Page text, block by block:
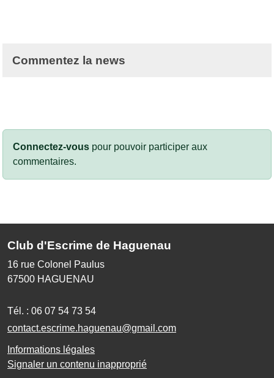
Commentez la news
Connectez-vous pour pouvoir participer aux
commentaires.
Club d'Escrime de Haguenau
16 rue Colonel Paulus
67500 HAGUENAU
Tél. : 06 07 54 73 54
contact.escrime.haguenau@gmail.com
Informations légales
Signaler un contenu inapproprié